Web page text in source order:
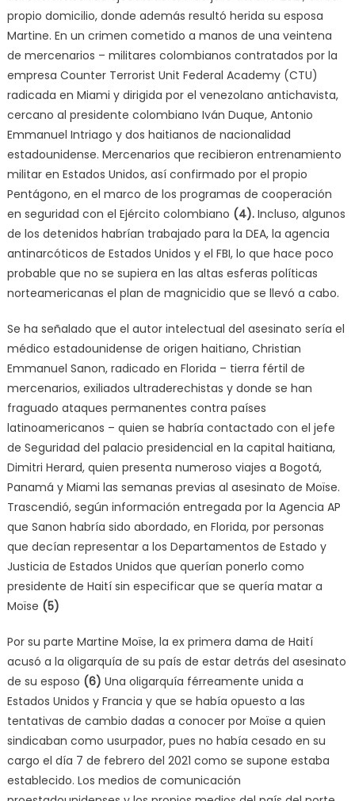
propio domicilio, donde además resultó herida su esposa
Martine. En un crimen cometido a manos de una veintena
de mercenarios – militares colombianos contratados por la
empresa Counter Terrorist Unit Federal Academy (CTU)
radicada en Miami y dirigida por el venezolano antichavista,
cercano al presidente colombiano Iván Duque, Antonio
Emmanuel Intriago y dos haitianos de nacionalidad
estadounidense. Mercenarios que recibieron entrenamiento
militar en Estados Unidos, así confirmado por el propio
Pentágono, en el marco de los programas de cooperación
en seguridad con el Ejército colombiano (4).Incluso, algunos
de los detenidos habrían trabajado para la DEA, la agencia
antinarcóticos de Estados Unidos y el FBI, lo que hace poco
probable que no se supiera en las altas esferas políticas
norteamericanas el plan de magnicidio que se llevó a cabo.
Se ha señalado que el autor intelectual del asesinato sería el
médico estadounidense de origen haitiano, Christian
Emmanuel Sanon, radicado en Florida – tierra fértil de
mercenarios, exiliados ultraderechistas y donde se han
fraguado ataques permanentes contra países
latinoamericanos – quien se habría contactado con el jefe
de Seguridad del palacio presidencial en la capital haitiana,
Dimitri Herard, quien presenta numeroso viajes a Bogotá,
Panamá y Miami las semanas previas al asesinato de Moïse.
Trascendió, según información entregada por la Agencia AP
que Sanon habría sido abordado, en Florida, por personas
que decían representar a los Departamentos de Estado y
Justicia de Estados Unidos que querían ponerlo como
presidente de Haití sin especificar que se quería matar a
Moïse (5)
Por su parte Martine Moïse, la ex primera dama de Haití
acusó a la oligarquía de su país de estar detrás del asesinato
de su esposo (6) Una oligarquía férreamente unida a
Estados Unidos y Francia y que se había opuesto a las
tentativas de cambio dadas a conocer por Moïse a quien
sindicaban como usurpador, pues no había cesado en su
cargo el día 7 de febrero del 2021 como se supone estaba
establecido. Los medios de comunicación